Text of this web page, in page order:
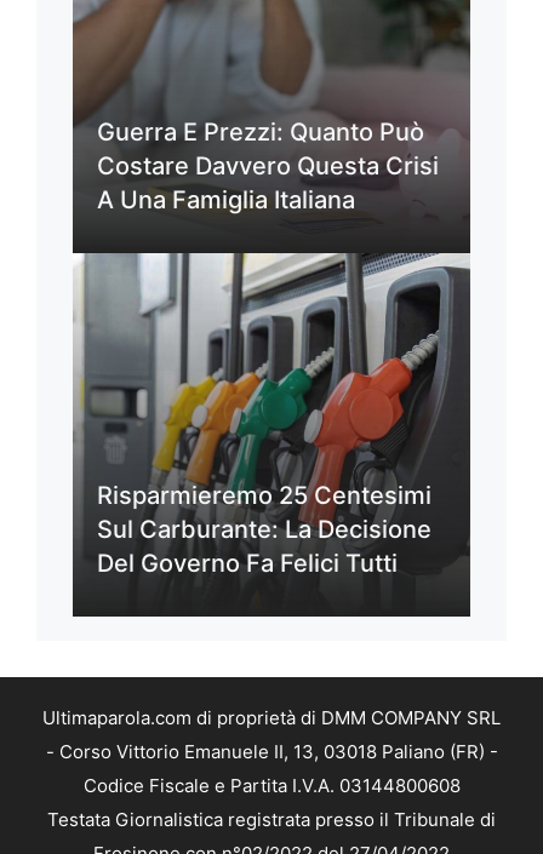
Guerra E Prezzi: Quanto Può
Costare Davvero Questa Crisi
A Una Famiglia Italiana
Risparmieremo 25 Centesimi
Sul Carburante: La Decisione
Del Governo Fa Felici Tutti
Ultimaparola.com di proprietà di DMM COMPANY SRL
- Corso Vittorio Emanuele II, 13, 03018 Paliano (FR) -
Codice Fiscale e Partita I.V.A. 03144800608
Testata Giornalistica registrata presso il Tribunale di